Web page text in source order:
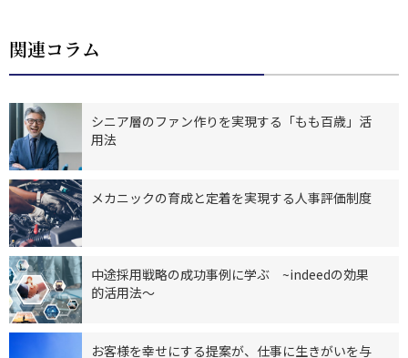
関連コラム
シニア層のファン作りを実現する「もも百歳」活
用法
メカニックの育成と定着を実現する人事評価制度
中途採用戦略の成功事例に学ぶ ~indeedの効果
的活用法～
お客様を幸せにする提案が、仕事に生きがいを与